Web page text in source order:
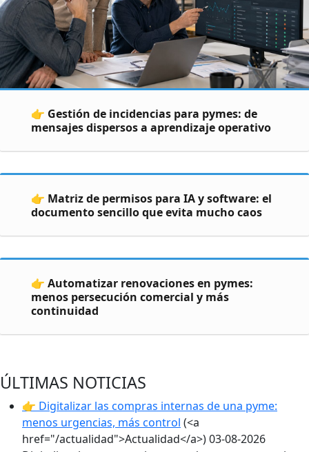
👉 Gestión de incidencias para pymes: de
mensajes dispersos a aprendizaje operativo
👉 Matriz de permisos para IA y software: el
documento sencillo que evita mucho caos
👉 Automatizar renovaciones en pymes:
menos persecución comercial y más
continuidad
ÚLTIMAS NOTICIAS
👉 Digitalizar las compras internas de una pyme:
menos urgencias, más control (<a
href="/actualidad">Actualidad</a>)03-08-2026